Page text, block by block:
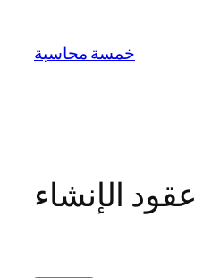
content
خمسة محاسبة